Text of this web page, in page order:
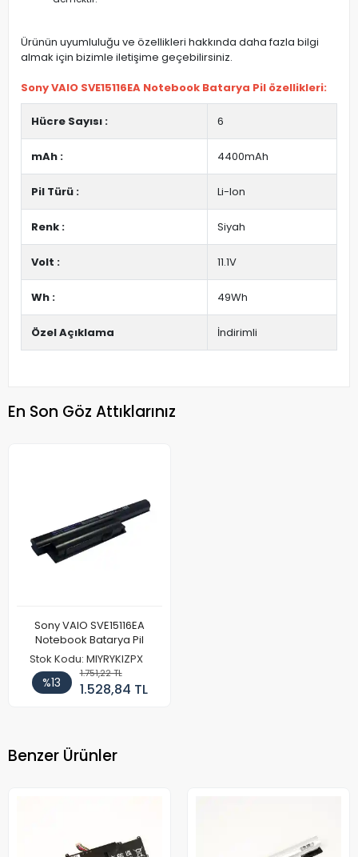
Ürünün uyumluluğu ve özellikleri hakkında daha fazla bilgi
almak için bizimle iletişime geçebilirsiniz.
Sony VAIO SVE15116EA Notebook Batarya Pil özellikleri:
Hücre Sayısı : 6
mAh : 4400mAh
Pil Türü : Li-Ion
Renk : Siyah
Volt : 11.1V
Wh : 49Wh
Özel Açıklama İndirimli
En Son Göz Attıklarınız
Sony VAIO SVE15116EA
Notebook Batarya Pil
Stok Kodu: MIYRYKIZPX
%13
1.751,22 TL
1.528,84 TL
Benzer Ürünler